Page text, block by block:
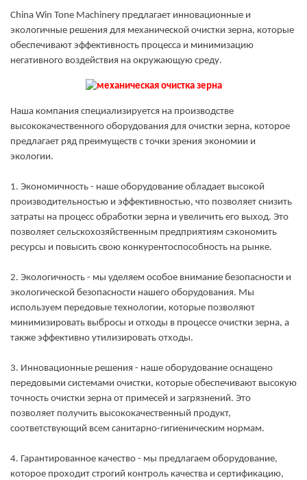
China Win Tone Machinery предлагает инновационные и
экологичные решения для механической очистки зерна, которые
обеспечивают эффективность процесса и минимизацию
негативного воздействия на окружающую среду.
Наша компания специализируется на производстве
высококачественного оборудования для очистки зерна, которое
предлагает ряд преимуществ с точки зрения экономии и
экологии.
1. Экономичность - наше оборудование обладает высокой
производительностью и эффективностью, что позволяет снизить
затраты на процесс обработки зерна и увеличить его выход. Это
позволяет сельскохозяйственным предприятиям сэкономить
ресурсы и повысить свою конкурентоспособность на рынке.
2. Экологичность - мы уделяем особое внимание безопасности и
экологической безопасности нашего оборудования. Мы
используем передовые технологии, которые позволяют
минимизировать выбросы и отходы в процессе очистки зерна, а
также эффективно утилизировать отходы.
3. Инновационные решения - наше оборудование оснащено
передовыми системами очистки, которые обеспечивают высокую
точность очистки зерна от примесей и загрязнений. Это
позволяет получить высококачественный продукт,
соответствующий всем санитарно-гигиеническим нормам.
4. Гарантированное качество - мы предлагаем оборудование,
которое проходит строгий контроль качества и сертификацию,